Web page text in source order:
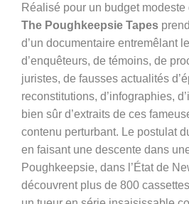
Réalisé pour un budget
The Poughkeepsie Tapes
d’un documentaire entremêlant
d’enquêteurs, de témoins, de
juristes, de fausses actualités
reconstitutions, d’infographies,
bien sûr d’extraits de ces
contenu perturbant. Le postulat
en faisant une descente dans
Poughkeepsie, dans l’État de
découvrent plus de 800